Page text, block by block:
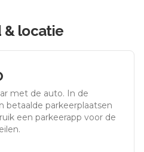
& locatie
met de auto. In de
betaalde parkeerplaatsen
een parkeerapp voor de